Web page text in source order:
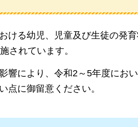
ける幼児、児童及び生徒の発
されています。
響により、令和2～5年度にお
点に御留意ください。